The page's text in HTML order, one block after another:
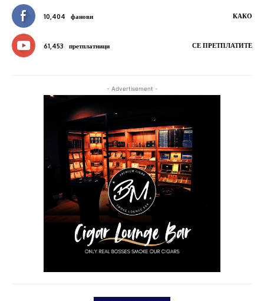
10,404 фанови КАКО
61,453 претплатници СЕ ПРЕТПЛАТИТЕ
- Advertisement -